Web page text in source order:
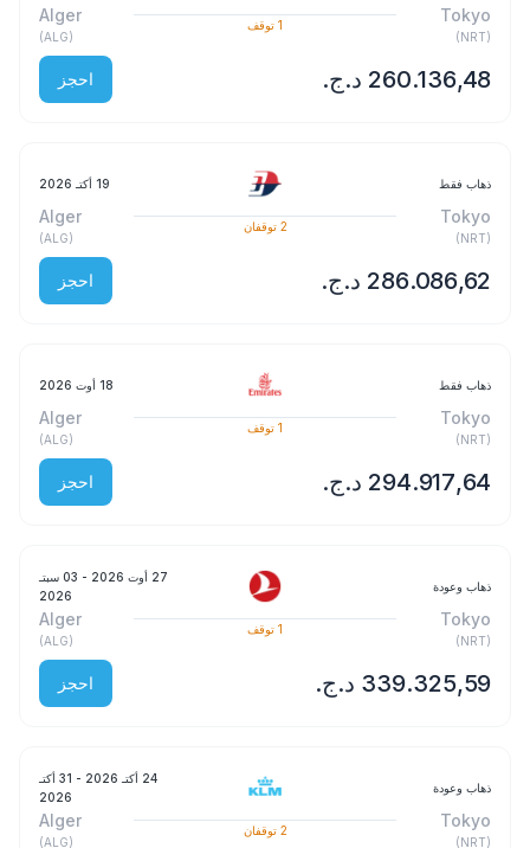
Tokyo
(
NRT
)
1 توقف
Alger
(
ALG
)
احجز
ذهاب فقط 19 أكتـ 2026
Tokyo
(
NRT
)
2 توقفان
Alger
(
ALG
)
احجز
ذهاب فقط 18 أوت 2026
Tokyo
(
NRT
)
1 توقف
Alger
(
ALG
)
احجز
ذهاب وعودة
27 أوت 2026
- 03 سبتـ
2026
Tokyo
(
NRT
)
1 توقف
Alger
(
ALG
)
احجز
ذهاب وعودة
24 أكتـ 2026
- 31 أكتـ
2026
Tokyo
(
NRT
)
2 توقفان
Alger
(
ALG
)